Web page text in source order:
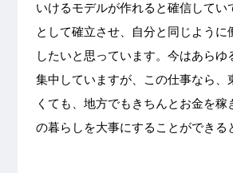
いけるモデルが作れると確信してい
として確立させ、自分と同じように
したいと思っています。今はあらゆ
集中していますが、この仕事なら、
くても、地方でもきちんとお金を稼
の暮らしを大事にすることができる